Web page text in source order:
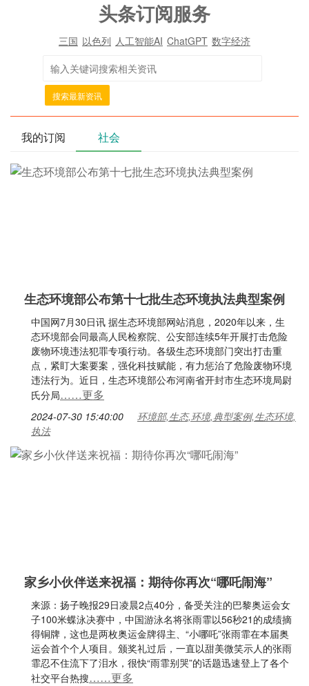
头条订阅服务
三国 以色列 人工智能AI ChatGPT 数字经济
搜索最新资讯
我的订阅 社会
生态环境部公布第十七批生态环境执法典型案例
中国网7月30日讯 据生态环境部网站消息，2020年以来，生
态环境部会同最高人民检察院、公安部连续5年开展打击危险
废物环境违法犯罪专项行动。各级生态环境部门突出打击重
点，紧盯大案要案，强化科技赋能，有力惩治了危险废物环境
违法行为。近日，生态环境部公布河南省开封市生态环境局尉
氏分局……更多
2024-07-30 15:40:00
环境部,生态,环境,典型案例,生态环境,
执法
家乡小伙伴送来祝福：期待你再次“哪吒闹海”
来源：扬子晚报29日凌晨2点40分，备受关注的巴黎奥运会女
子100米蝶泳决赛中，中国游泳名将张雨霏以56秒21的成绩摘
得铜牌，这也是两枚奥运金牌得主、“小哪吒”张雨霏在本届奥
运会首个个人项目。颁奖礼过后，一直以甜美微笑示人的张雨
霏忍不住流下了泪水，很快“雨霏别哭”的话题迅速登上了各个
社交平台热搜……更多